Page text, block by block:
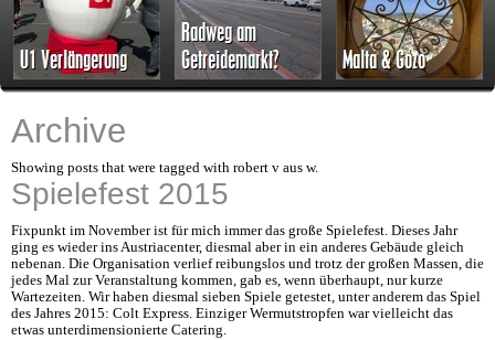
Archive
Showing posts that were tagged with robert v aus w.
Spielefest 2015
Fixpunkt im November ist für mich immer das große Spielefest. Dieses Jahr
ging es wieder ins Austriacenter, diesmal aber in ein anderes Gebäude gleich
nebenan. Die Organisation verlief reibungslos und trotz der großen Massen, die
jedes Mal zur Veranstaltung kommen, gab es, wenn überhaupt, nur kurze
Wartezeiten. Wir haben diesmal sieben Spiele getestet, unter anderem das Spiel
des Jahres 2015: Colt Express. Einziger Wermutstropfen war vielleicht das
etwas unterdimensionierte Catering.